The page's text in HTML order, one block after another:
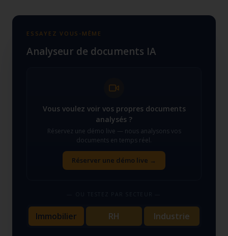
ESSAYEZ VOUS-MÊME
Analyseur de documents IA
Vous voulez voir vos propres documents
analysés ?
Réservez une démo live — nous analysons vos
documents en temps réel.
Réserver une démo live →
Immobilier RH Industrie